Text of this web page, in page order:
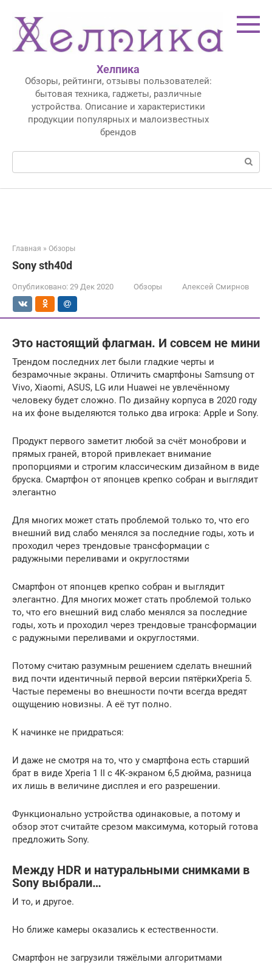
контенту
Хелпика
Обзоры, рейтинги, отзывы пользователей:
бытовая техника, гаджеты, различные
устройства. Описание и характеристики
продукции популярных и малоизвестных
брендов
Поиск:
Главная » Обзоры
Sony sth40d
Опубликовано: 29 Дек 2020 Обзоры Алексей Смирнов
Это настоящий флагман. И совсем не мини
Трендом последних лет были гладкие черты и
безрамочные экраны. Отличить смартфоны Samsung от
Vivo, Xiaomi, ASUS, LG или Huawei не увлечённому
человеку будет сложно. По дизайну корпуса в 2020 году
на их фоне выделяются только два игрока: Apple и Sony.
Продукт первого заметит любой за счёт моноброви и
прямых граней, второй привлекает внимание
пропорциями и строгим классическим дизайном в виде
бруска. Смартфон от японцев крепко собран и выглядит
элегантно
Для многих может стать проблемой только то, что его
внешний вид слабо менялся за последние годы, хоть и
проходил через трендовые трансформации с
радужными переливами и округлостями
Смартфон от японцев крепко собран и выглядит
элегантно. Для многих может стать проблемой только
то, что его внешний вид слабо менялся за последние
годы, хоть и проходил через трендовые трансформации
с радужными переливами и округлостями.
Потому считаю разумным решением сделать внешний
вид почти идентичный первой версии пятёркиXperia 5.
Частые перемены во внешности почти всегда вредят
ощущению новизны. А её тут полно.
К начинке не придраться:
И даже не смотря на то, что у смартфона есть старший
брат в виде Xperia 1 II с 4K‑экраном 6,5 дюйма, разница
их лишь в величине дисплея и его разрешении.
Функционально устройства одинаковые, а потому и
обзор этот считайте срезом максимума, который готова
предложить Sony.
Между HDR и натуральными снимками в
Sony выбрали…
И то, и другое.
Но ближе камеры оказались к естественности.
Смартфон не загрузили тяжёлыми алгоритмами